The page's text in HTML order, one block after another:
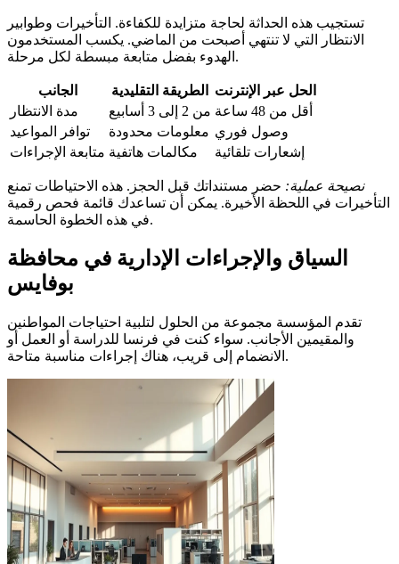
تستجيب هذه الحداثة لحاجة متزايدة للكفاءة. التأخيرات وطوابير
الانتظار التي لا تنتهي أصبحت من الماضي. يكسب المستخدمون
الهدوء بفضل متابعة مبسطة لكل مرحلة.
الجانب الطريقة التقليدية
الحل عبر الإنترنت
مدة الانتظار
من 2 إلى 3 أسابيع
أقل من 48 ساعة
توافر المواعيد
معلومات محدودة وصول فوري
متابعة الإجراءات مكالمات هاتفية إشعارات تلقائية
نصيحة عملية: حضر مستنداتك قبل الحجز. هذه الاحتياطات تمنع
التأخيرات في اللحظة الأخيرة. يمكن أن تساعدك قائمة فحص رقمية
في هذه الخطوة الحاسمة.
السياق والإجراءات الإدارية في محافظة
بوفايس
تقدم المؤسسة مجموعة من الحلول لتلبية احتياجات المواطنين
والمقيمين الأجانب. سواء كنت في فرنسا للدراسة أو العمل أو
الانضمام إلى قريب، هناك إجراءات مناسبة متاحة.